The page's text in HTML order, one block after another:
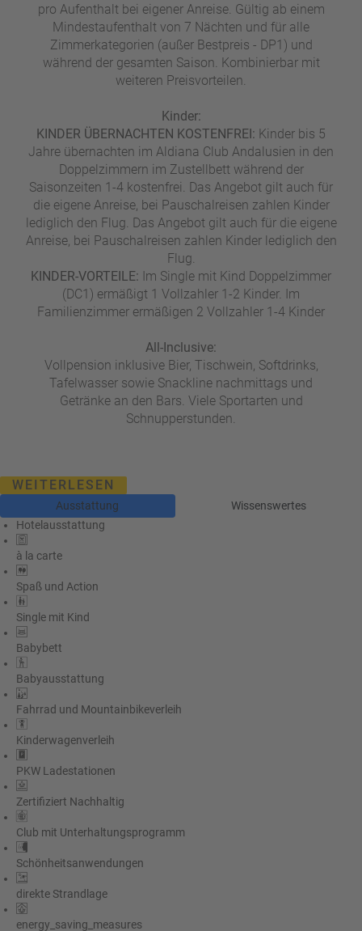
pro Aufenthalt bei eigener Anreise. Gültig ab einem
Mindestaufenthalt von 7 Nächten und für alle
Zimmerkategorien (außer Bestpreis - DP1) und
während der gesamten Saison. Kombinierbar mit
weiteren Preisvorteilen.
Kinder:
KINDER ÜBERNACHTEN KOSTENFREI: Kinder bis 5
Jahre übernachten im Aldiana Club Andalusien in den
Doppelzimmern im Zustellbett während der
Saisonzeiten 1-4 kostenfrei. Das Angebot gilt auch für
die eigene Anreise, bei Pauschalreisen zahlen Kinder
lediglich den Flug. Das Angebot gilt auch für die eigene
Anreise, bei Pauschalreisen zahlen Kinder lediglich den
Flug.
KINDER-VORTEILE: Im Single mit Kind Doppelzimmer
(DC1) ermäßigt 1 Vollzahler 1-2 Kinder. Im
Familienzimmer ermäßigen 2 Vollzahler 1-4 Kinder
All-Inclusive:
Vollpension inklusive Bier, Tischwein, Softdrinks,
Tafelwasser sowie Snackline nachmittags und
Getränke an den Bars. Viele Sportarten und
Schnupperstunden.
WEITERLESEN
Ausstattung
Wissenswertes
Hotelausstattung
à la carte
Spaß und Action
Single mit Kind
Babybett
Babyausstattung
Fahrrad und Mountainbikeverleih
Kinderwagenverleih
PKW Ladestationen
Zertifiziert Nachhaltig
Club mit Unterhaltungsprogramm
Schönheitsanwendungen
direkte Strandlage
energy_saving_measures